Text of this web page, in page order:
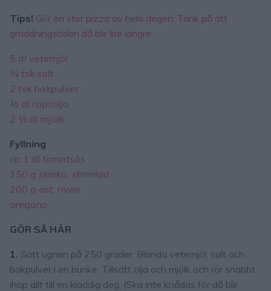
Tips! Gör en stor pizza av hela degen. Tänk på att
gräddningstiden då blir lite längre.
5 dl vetemjöl
¾ tsk salt
2 tsk bakpulver
½ dl rapsolja
2 ½ dl mjölk
Fyllning
ca 1 dl tomatsås
150 g skinka, strimlad
200 g ost, riven
oregano
GÖR SÅ HÄR
1. Sätt ugnen på 250 grader. Blanda vetemjöl, salt och
bakpulver i en bunke. Tillsätt olja och mjölk och rör snabbt
ihop allt till en kladdig deg. (Ska inte knådas för då blir